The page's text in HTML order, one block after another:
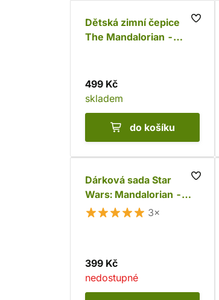
Dětská zimní čepice
The Mandalorian -
499 Kč
skladem
do košíku
Dárková sada Star
Wars: Mandalorian -
Snack Time
3×
399 Kč
nedostupné